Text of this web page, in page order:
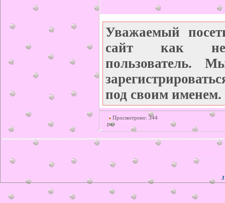
Уважаемый
сайт как
пользователь.
под своим именем.
Просмотрено: 344
раз